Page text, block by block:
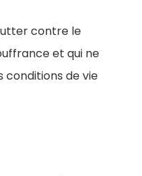
contre le
et qui ne
de vie